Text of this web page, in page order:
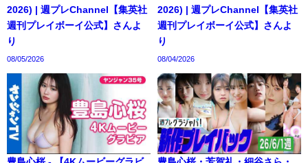
2026) | 週プレChannel【集英社
週刊プレイボーイ公式】さんよ
り
08/05/2026
2026) | 週プレChannel【集英社
週刊プレイボーイ公式】さんよ
り
08/04/2026